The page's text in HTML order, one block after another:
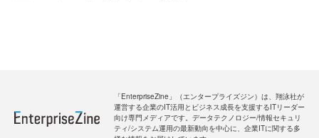
「EnterpriseZine」（エンタープライズジン）は、翔泳社が
運営する企業のIT活用とビジネス成長を支援するITリーダー
向け専門メディアです。データテクノロジー/情報セキュリ
ティ/システム運用の最新動向を中心に、企業ITに関する多